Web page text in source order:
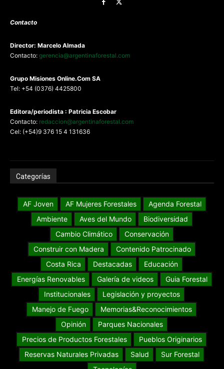
Contacto
Director: Marcelo Almada
Contacto: gerencia@argentinaforestal.com
Grupo Misiones Online.Com SA
Tel: +54 (0376) 4425800
Editora/periodista : Patricia Escobar
Contacto: redaccion@argentinaforestal.com
Cel: (+54)9 376 15 4 131636
Categorías
AF Joven AF Mujeres Forestales
Agenda Forestal
Ambiente
Aves del Mundo
Biodiversidad
Cambio Climático
Conservación
Construir con Madera
Contenido Patrocinado
Costa Rica
Destacadas
Educación
Energías Renovables
Galería de videos
Guia Forestal
Institucionales
Legislación y proyectos
Manejo de Fuego
Memorias&Reconocimientos
Opinión
Parques Nacionales
Precios de Productos Forestales
Pueblos Originarios
Reservas Naturales Privadas
Salud
Sur Forestal